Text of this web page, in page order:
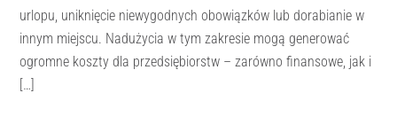
urlopu, uniknięcie niewygodnych obowiązków lub dorabianie w
innym miejscu. Nadużycia w tym zakresie mogą generować
ogromne koszty dla przedsiębiorstw – zarówno finansowe, jak i
[…]